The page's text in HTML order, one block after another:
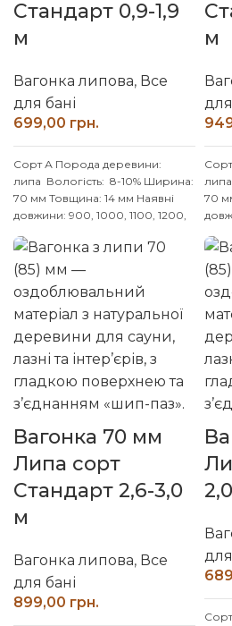
Стандарт 0,9-1,9
м
Вагонка липова, Все
для бані
грн.
Сорт А Порода деревини:
липа Вологість: 8-10% Ширина:
70 мм Товщина: 14 мм Наявні
довжини: 900, 1000, 1100, 1200,
1800, 1900 мм Індивідуальні
розміри погоджуйте із
менеджером
м
липа
70
Вагонка 70 мм
Липа сорт
Стандарт 2,6-3,0
м
Вагонка липова, Все
для бані
грн.